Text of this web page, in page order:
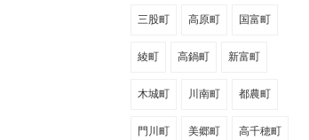
三股町 高原町 国富町
綾町 高鍋町 新富町
木城町 川南町 都農町
門川町 美郷町 高千穂町